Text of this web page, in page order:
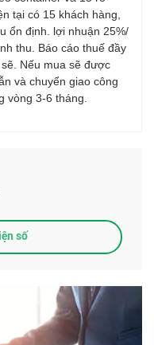
tại có 15 khách hàng,
ổn định. lợi nhuận 25%/
thu. Báo cáo thuế đầy
Nếu mua sẽ được
và chuyển giao công
vòng 3-6 tháng.
số